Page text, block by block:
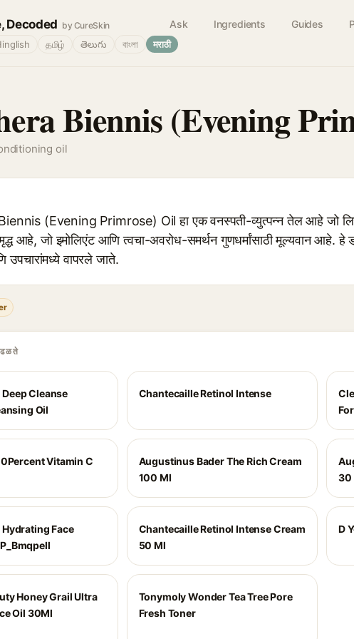
Decoded by CureSkin Ask Ingredients Guides
தமிழ் తెలుగు বাংলা मराठी
Biennis (Evening
oil
(Evening Primrose) Oil हा एक वनस्पती-व्युत्पन्न तेल आहे जो
आहे, जो इमोलिएंट आणि त्वचा-अवरोध-समर्थन गुणधर्मांसाठी मूल्यवान आहे. हे
उपचारांमध्ये वापरले जाते.
Deep Cleanse
Oil
Chantecaille Retinol Intense
Vitamin C
Augustinus Bader The Rich Cream
100 Ml
30
Face
Chantecaille Retinol Intense Cream
50 Ml
D
Honey Grail Ultra
Oil 30Ml
Tonymoly Wonder Tea Tree Pore
Fresh Toner